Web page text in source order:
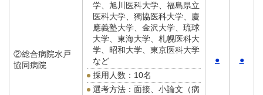
②総合病院水戸
協同病院
学、旭川医科大学、福島県立
医科大学、獨協医科大学、慶
應義塾大学、金沢大学、琉球
大学、東海大学、札幌医科大
学、昭和大学、東京医科大学
など
採用人数：10名
選考方法：面接、小論文（病
● ●